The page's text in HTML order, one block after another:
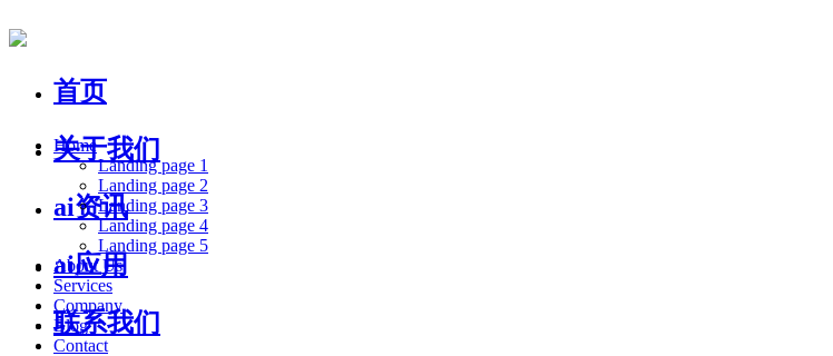
首页
关于我们
ai资讯
ai应用
联系我们
Home
Landing page 1
Landing page 2
Landing page 3
Landing page 4
Landing page 5
About Us
Services
Company
Blog
Contact